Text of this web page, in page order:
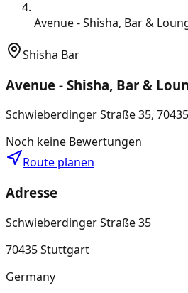
Avenue - Shisha, Bar &
Shisha Bar
Avenue - Shisha, Bar &
Schwieberdinger Straße 35,
Noch keine Bewertungen
Route planen
Adresse
Schwieberdinger Straße 35
70435 Stuttgart
Germany